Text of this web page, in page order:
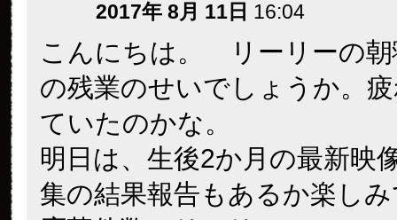
2017年 8月 11日 16:04
こんにちは。 リーリーの朝
の残業のせいでしょうか。
ていたのかな。
明日は、生後2か月の最新映
集の結果報告もあるか楽し